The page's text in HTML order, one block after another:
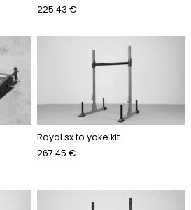
225.43 €
Royal sx to yoke kit
267.45 €